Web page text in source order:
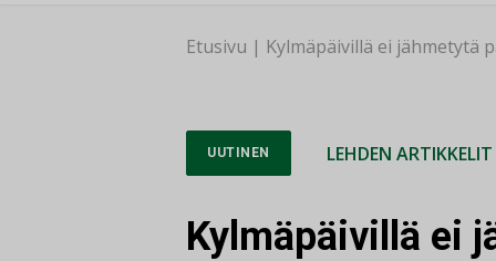
Etusivu | Kylmäpäivillä ei jähmetytä
UUTINEN LEHDEN ARTIKKELIT
Kylmäpäivillä ei